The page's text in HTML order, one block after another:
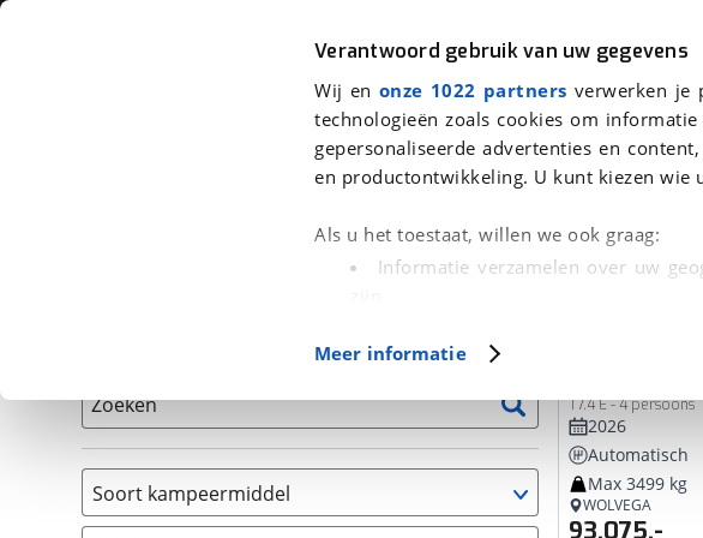
Verantwoord gebruik van uw gegevens
Wij en onze 1022 partners verwerken je
technologieën zoals cookies om
gepersonaliseerde advertenties en
en productontwikkeling. U kunt kiezen wie
Als u het toestaat, willen we ook graag:
Informatie verzamelen over uw
(fingerprinting)
in. U kunt uw
Cookieverklaring.
Met cookies en vergelijkbare technieken
Functionele cookies zorgen ervoor dat de
Meer informatie
Auto Fiets Motor
Kampeervoertuigen
We hebben 9 kampeervoertuigen voor je
Zoeken
Soort kampeermiddel
Camper (9)
T7.4 E - 4 persoons
2026
Automatisch
Max 3499 kg
WOLVEGA
93.075,-